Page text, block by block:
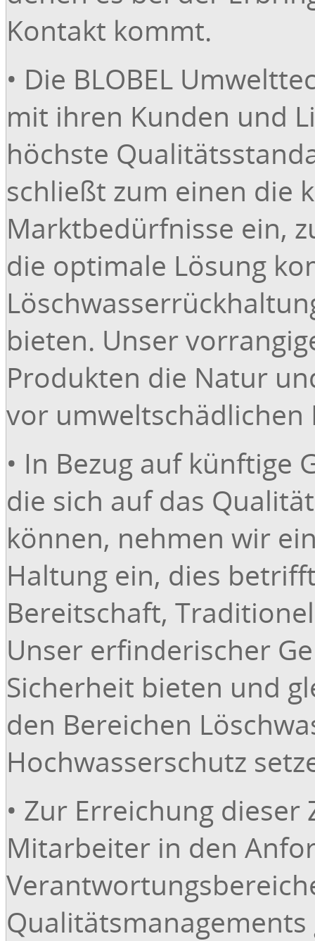
Kontakt kommt.
• Die BLOBEL
mit ihren Kunden und
höchste
schließt zum einen die
Marktbedürfnisse ein,
die optimale Lösung
bieten. Unser
Produkten die Natur
vor umweltschädlichen
• In Bezug auf künftige
die sich auf das
können, nehmen wir
Haltung ein, dies
Bereitschaft,
Unser erfinderischer
Sicherheit bieten und
den Bereichen
Hochwasserschutz
• Zur Erreichung
Mitarbeiter in den